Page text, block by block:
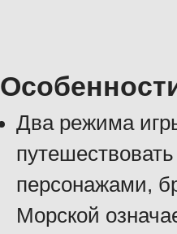
Два режима
персонажами,
Морской